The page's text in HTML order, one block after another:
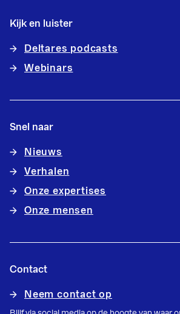
Kijk en luister
Deltares podcasts
Webinars
Snel naar
Nieuws
Verhalen
Onze expertises
Onze mensen
Contact
Neem contact op